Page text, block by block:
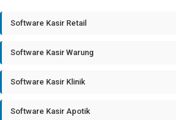
Software Kasir Retail
Software Kasir Warung
Software Kasir Klinik
Software Kasir Apotik